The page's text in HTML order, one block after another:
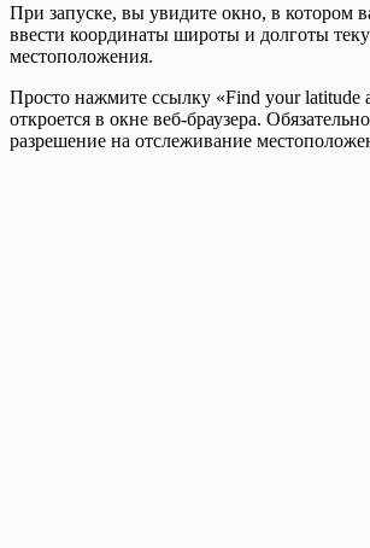
При запуске, вы увидите окно, в котором
ввести координаты широты и долготы
местоположения.
Просто нажмите ссылку «Find your latitude
откроется в окне веб-браузера.
разрешение на отслеживание